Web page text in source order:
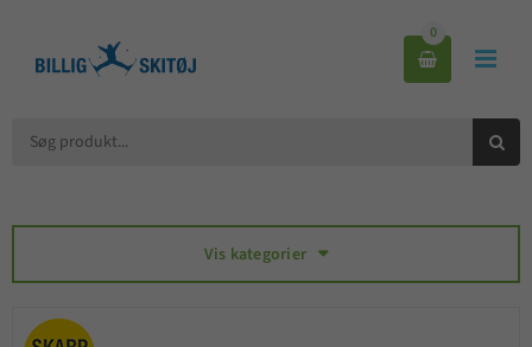


0

Vis kategorier 